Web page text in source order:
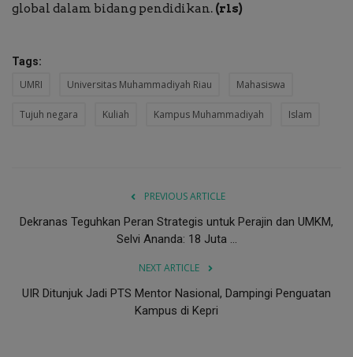
global dalam bidang pendidikan. (rls)
Tags:
UMRI Universitas Muhammadiyah Riau Mahasiswa
Tujuh negara Kuliah Kampus Muhammadiyah Islam
PREVIOUS ARTICLE
Dekranas Teguhkan Peran Strategis untuk Perajin dan UMKM,
Selvi Ananda: 18 Juta ...
NEXT ARTICLE
UIR Ditunjuk Jadi PTS Mentor Nasional, Dampingi Penguatan
Kampus di Kepri